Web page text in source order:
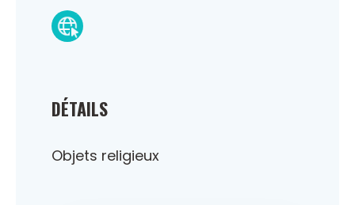
DÉTAILS
Objets religieux